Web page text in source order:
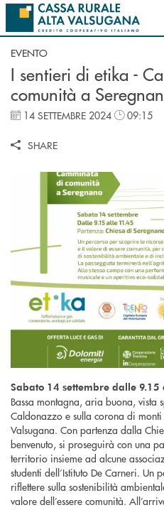
Salta al contenuto principale
EVENTO
I sentieri di etika -
comunità a
14 SETTEMBRE 2024 09:15
SHARE
Sabato 14 settembre dalle 9.15
Bassa montagna, aria buona, vista
Caldonazzo e sulla corona di
Valsugana. Con partenza dalla
benvenuto, si proseguirà con una
territorio insieme ad alcune
studenti dell’Istituto De Carneri. Un
riflettere sulla sostenibilità
valore dell’essere comunità.